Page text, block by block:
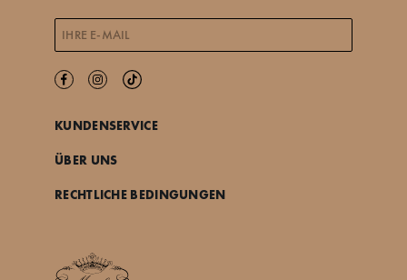
KUNDENSERVICE
ÜBER UNS
RECHTLICHE BEDINGUNGEN